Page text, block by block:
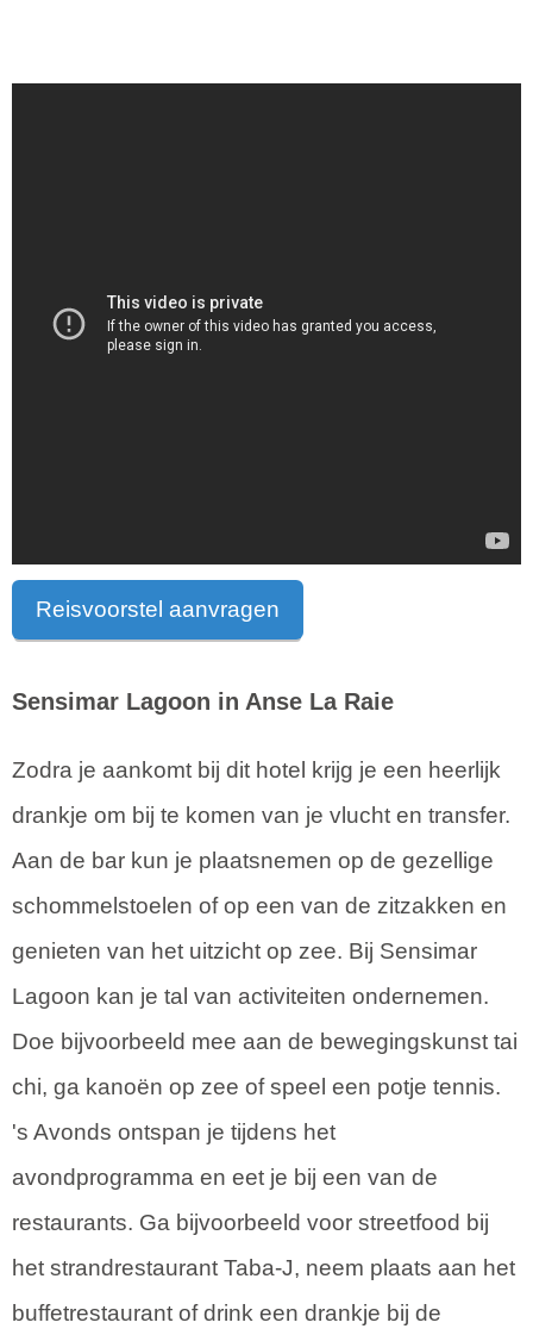
Reisvoorstel aanvragen
Sensimar Lagoon in Anse La Raie
Zodra je aankomt bij dit hotel krijg je een heerlijk
drankje om bij te komen van je vlucht en transfer.
Aan de bar kun je plaatsnemen op de gezellige
schommelstoelen of op een van de zitzakken en
genieten van het uitzicht op zee. Bij Sensimar
Lagoon kan je tal van activiteiten ondernemen.
Doe bijvoorbeeld mee aan de bewegingskunst tai
chi, ga kanoën op zee of speel een potje tennis.
's Avonds ontspan je tijdens het
avondprogramma en eet je bij een van de
restaurants. Ga bijvoorbeeld voor streetfood bij
het strandrestaurant Taba-J, neem plaats aan het
buffetrestaurant of drink een drankje bij de